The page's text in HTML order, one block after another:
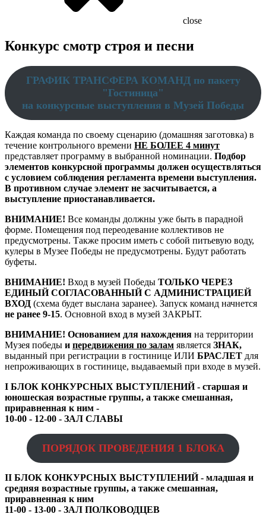
close
Конкурс смотр строя и песни
ГРАФИК ТРАНСФЕРА КОМАНД по пакету
"Гостиница"
на конкурсные выступления в Музей Победы
Каждая команда по своему сценарию (домашняя заготовка) в
течение контрольного времени НЕ БОЛЕЕ 4 минут
представляет программу в выбранной номинации. Подбор
элементов конкурсной программы должен осуществляться
с условием соблюдения регламента времени выступления.
В противном случае элемент не засчитывается, а
выступление приостанавливается.
ВНИМАНИЕ! Все команды должны уже быть в парадной
форме. Помещения под переодевание коллективов не
предусмотрены. Также просим иметь с собой питьевую воду,
кулеры в Музее Победы не предусмотрены. Будут работать
буфеты.
ВНИМАНИЕ! Вход в музей Победы ТОЛЬКО ЧЕРЕЗ
ЕДИНЫЙ СОГЛАСОВАННЫЙ С АДМИНИСТРАЦИЕЙ
ВХОД (схема будет выслана заранее). Запуск команд начнется
не ранее 9-15. Основной вход в музей ЗАКРЫТ.
ВНИМАНИЕ! Основанием для нахождения на территории
Музея победы и передвижения по залам является ЗНАК,
выданный при регистрации в гостинице ИЛИ БРАСЛЕТ для
непроживающих в гостинице, выдаваемый при входе в музей.
I БЛОК КОНКУРСНЫХ ВЫСТУПЛЕНИЙ - старшая и
юношеская возрастные группы, а также смешанная,
приравненная к ним -
10-00 - 12-00 - ЗАЛ СЛАВЫ
ПОРЯДОК ПРОВЕДЕНИЯ 1 БЛОКА
II БЛОК КОНКУРСНЫХ ВЫСТУПЛЕНИЙ - младшая и
средняя возрастные группы, а также смешанная,
приравненная к ним
11-00 - 13-00 - ЗАЛ ПОЛКОВОДЦЕВ